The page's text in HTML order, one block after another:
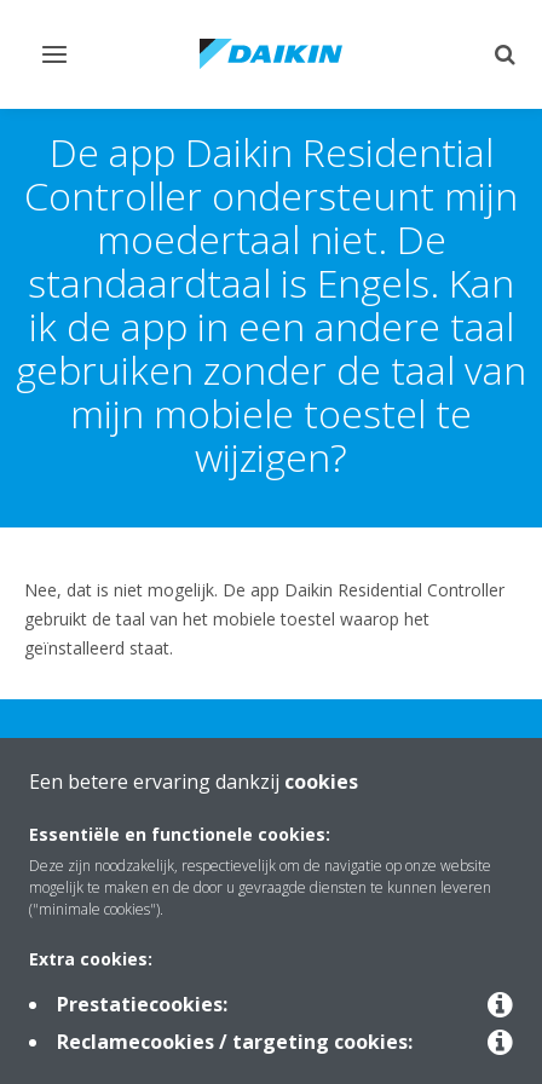
Navigatie
De app Daikin Residential
Controller ondersteunt mijn
moedertaal niet. De
standaardtaal is Engels. Kan
ik de app in een andere taal
gebruiken zonder de taal van
mijn mobiele toestel te
wijzigen?
Nee, dat is niet mogelijk. De app Daikin Residential Controller
gebruikt de taal van het mobiele toestel waarop het
geïnstalleerd staat.
Over Daikin
Contact
Een betere ervaring dankzij cookies
Essentiële en functionele cookies:
Deze zijn noodzakelijk, respectievelijk om de navigatie op onze website
mogelijk te maken en de door u gevraagde diensten te kunnen leveren
("minimale cookies").
Extra cookies:
Prestatiecookies:
Reclamecookies / targeting cookies: